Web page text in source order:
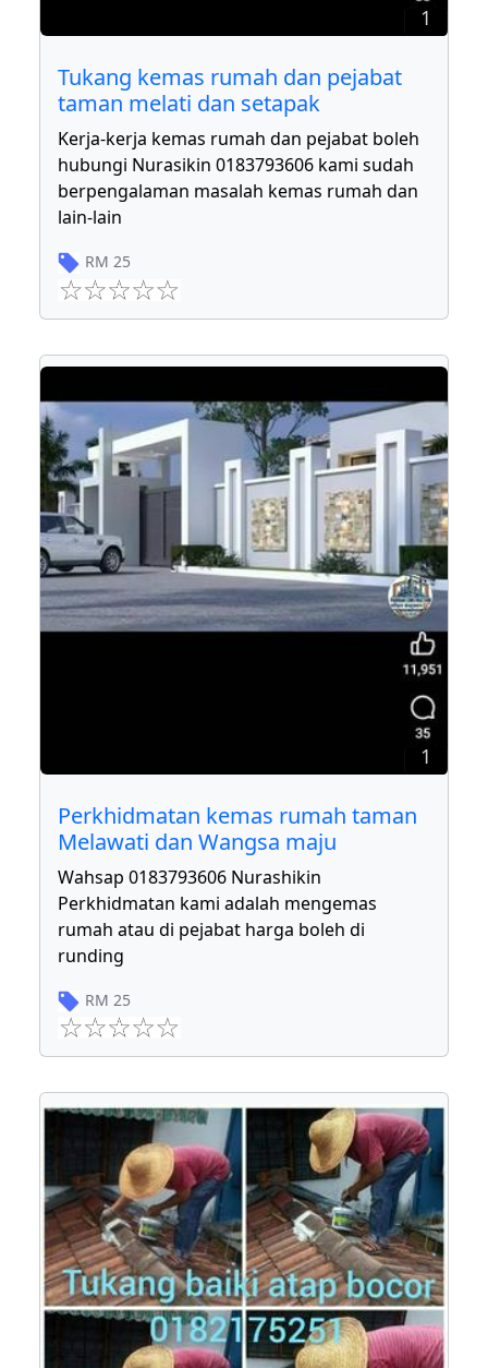
1
Tukang kemas rumah dan pejabat
taman melati dan setapak
Kerja-kerja kemas rumah dan pejabat boleh
hubungi Nurasikin 0183793606 kami sudah
berpengalaman masalah kemas rumah dan
lain-lain
RM 25
1
Perkhidmatan kemas rumah taman
Melawati dan Wangsa maju
Wahsap 0183793606 Nurashikin
Perkhidmatan kami adalah mengemas
rumah atau di pejabat harga boleh di
runding
RM 25